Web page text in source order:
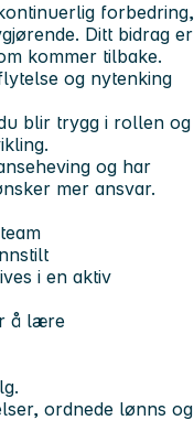
forbedring,
Ditt bidrag er
kommer tilbake.
og nytenking
blir trygg i rollen og
og har
mer ansvar.
i en aktiv
å lære
ordnede lønns og